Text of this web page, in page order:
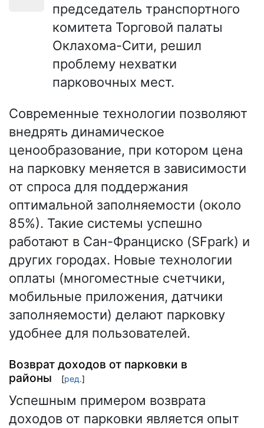
председатель транспортного
комитета Торговой палаты
Оклахома-Сити, решил
проблему нехватки
парковочных мест.
Современные технологии позволяют
внедрять динамическое
ценообразование, при котором цена
на парковку меняется в зависимости
от спроса для поддержания
оптимальной заполняемости (около
85%). Такие системы успешно
работают в Сан-Франциско (SFpark) и
других городах. Новые технологии
оплаты (многоместные счетчики,
мобильные приложения, датчики
заполняемости) делают парковку
удобнее для пользователей.
Возврат доходов от парковки в
районы
[ред.]
Успешным примером возврата
доходов от парковки является опыт